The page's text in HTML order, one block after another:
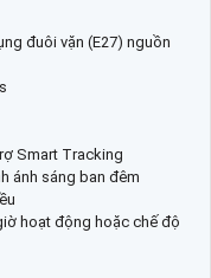
đuôi vặn (E27) nguồn
Smart Tracking
ánh sáng ban đêm
hoạt động hoặc chế độ